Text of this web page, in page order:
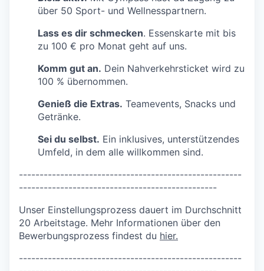
über 50 Sport- und Wellnesspartnern.
Lass es dir schmecken. Essenskarte mit bis
zu 100 € pro Monat geht auf uns.
Komm gut an. Dein Nahverkehrsticket wird zu
100 % übernommen.
Genieß die Extras. Teamevents, Snacks und
Getränke.
Sei du selbst. Ein inklusives, unterstützendes
Umfeld, in dem alle willkommen sind.
------------------------------------------------------
------------------------------------------------
Unser Einstellungsprozess dauert im Durchschnitt
20 Arbeitstage. Mehr Informationen über den
Bewerbungsprozess findest du hier.
------------------------------------------------------